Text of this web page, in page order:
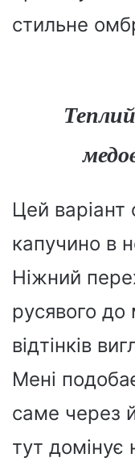
стильне
Цей
капучино в
Ніжний
русявого до
відтінків
Мені
саме через
тут домінує